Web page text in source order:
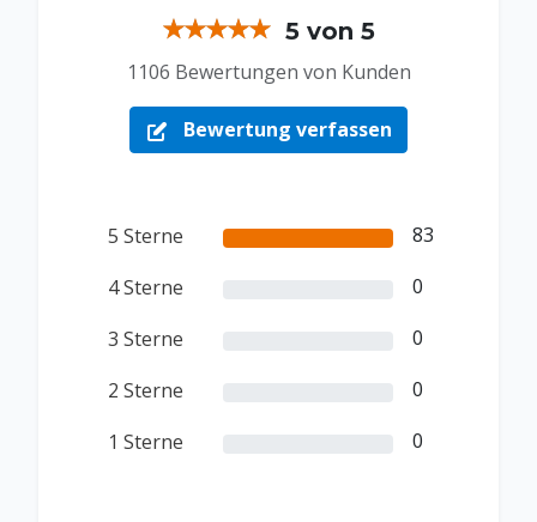
5 von 5
1106 Bewertungen von Kunden
Bewertung verfassen
5 Sterne 83
4 Sterne 0
3 Sterne 0
2 Sterne 0
1 Sterne 0